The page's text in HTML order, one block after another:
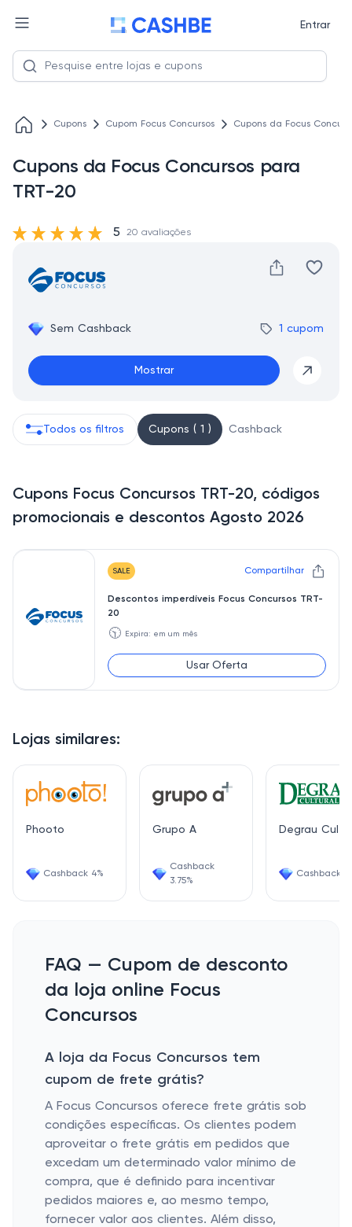
Entrar
Cupons Cupom Focus Concursos Cupons da Focus
Cupons da Focus Concursos para
TRT-20
Sem Cashback 1 cupom
Mostrar
5 20 avaliações
Lojas similares:
Phooto
Cashback 4%
Grupo A
Cashback
3.75%
Degrau
Cashback
Todos os filtros Cupons ( 1 ) Cashback
Cupons Focus Concursos TRT-20, códigos
promocionais e descontos Agosto 2026
SALE Compartilhar
Descontos imperdíveis Focus Concursos TRT-
20
🕥 Expira: em um mês
Usar Oferta
FAQ — Cupom de desconto
da loja online Focus
Concursos
A loja da Focus Concursos tem
cupom de frete grátis?
A Focus Concursos oferece frete grátis sob
condições específicas. Os clientes podem
aproveitar o frete grátis em pedidos que
excedam um determinado valor mínimo de
compra, que é definido para incentivar
pedidos maiores e, ao mesmo tempo,
fornecer valor aos clientes. Além disso,